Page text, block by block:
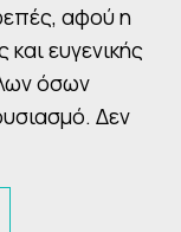
αφού η
ευγενικής
όσων
Δεν